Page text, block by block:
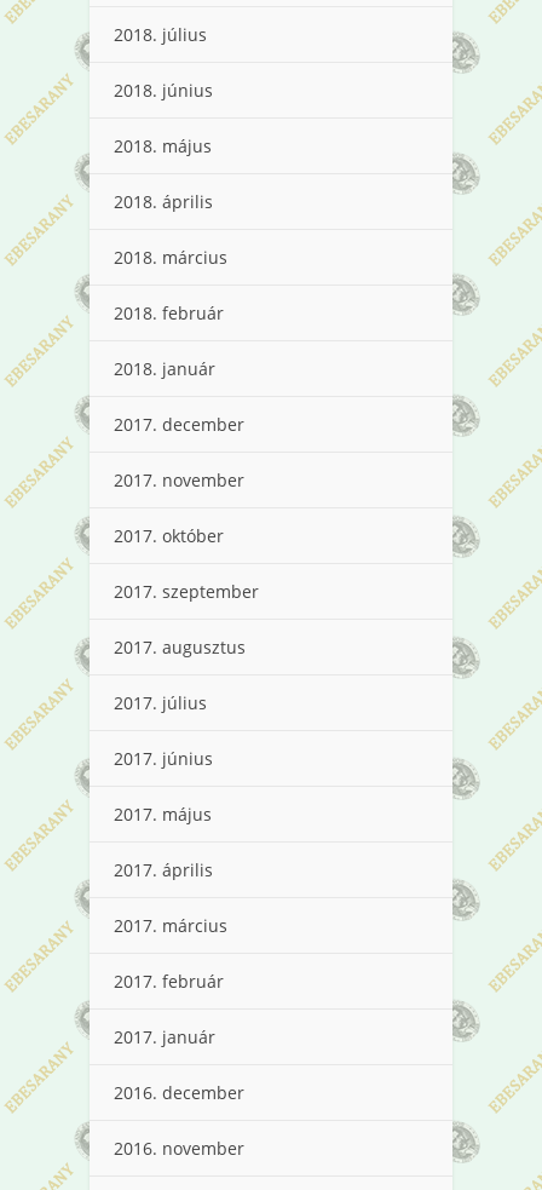
2018. július
2018. június
2018. május
2018. április
2018. március
2018. február
2018. január
2017. december
2017. november
2017. október
2017. szeptember
2017. augusztus
2017. július
2017. június
2017. május
2017. április
2017. március
2017. február
2017. január
2016. december
2016. november